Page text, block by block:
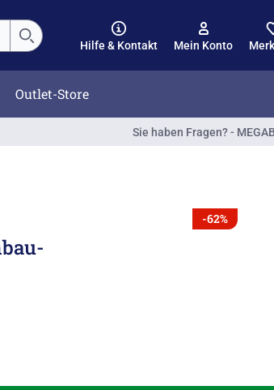
Hilfe & Kontakt Mein Konto
Outlet-Store
Sie haben Fragen? -
-62%